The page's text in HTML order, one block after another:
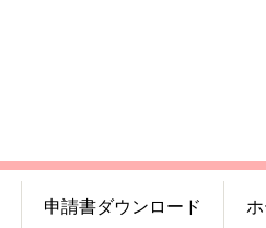
申請書ダウンロード